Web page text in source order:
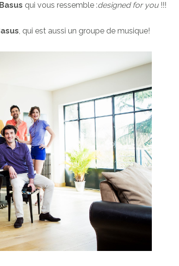
Basus qui vous ressemble :designed for you !!!
, qui est aussi un groupe de musique!